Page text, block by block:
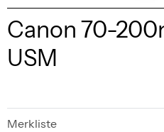
Canon 70-
USM
Merkliste